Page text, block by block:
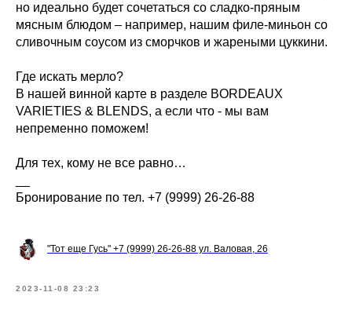
но идеально будет сочетаться со сладко-пряным
мясным блюдом – например, нашим филе-миньон со
сливочным соусом из сморчков и жареными цуккини.
Где искать мерло?
В нашей винной карте в разделе BORDEAUX
VARIETIES & BLENDS, а если что - мы вам
непременно поможем!
Для тех, кому не все равно…
Бронирование по тел. +7 (9999) 26-26-88
"Тот еще Гусь" +7 (9999) 26-26-88 ул. Валовая, 26
2023-11-08 23:23